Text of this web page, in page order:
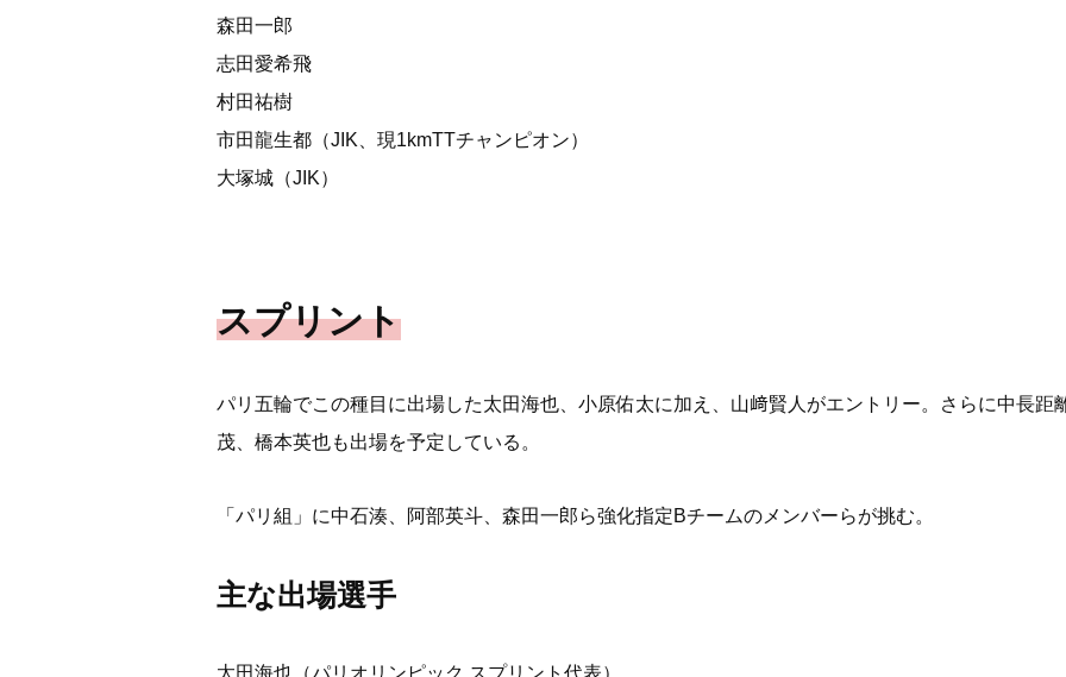
森田一郎
志田愛希飛
村田祐樹
市田龍生都（JIK、現1kmTTチャンピオン）
大塚城（JIK）
スプリント
パリ五輪でこの種目に出場した太田海也、小原佑太に加え、山﨑賢人がエントリー。さらに中長距
茂、橋本英也も出場を予定している。
「パリ組」に中石湊、阿部英斗、森田一郎ら強化指定Bチームのメンバーらが挑む。
主な出場選手